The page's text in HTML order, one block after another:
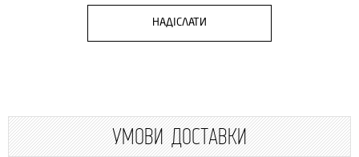
НАДІСЛАТИ
УМОВИ ДОСТАВКИ